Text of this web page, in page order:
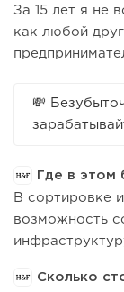
За 15 лет я не
как любой
💸
Где в этом
В сортировке
возможность
Сколько